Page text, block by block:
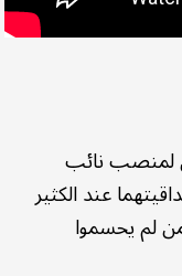
لمنصب نائب
عند الكثير
لم يحسموا